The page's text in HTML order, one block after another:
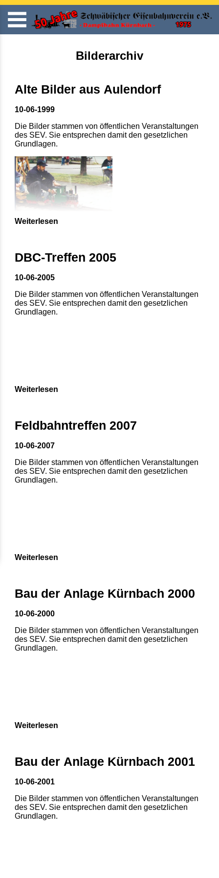
Bilderarchiv
Alte Bilder aus Aulendorf
10-06-1999
Die Bilder stammen von öffentlichen Veranstaltungen
des SEV. Sie entsprechen damit den gesetzlichen
Grundlagen.
Weiterlesen
DBC-Treffen 2005
10-06-2005
Die Bilder stammen von öffentlichen Veranstaltungen
des SEV. Sie entsprechen damit den gesetzlichen
Grundlagen.
Weiterlesen
Feldbahntreffen 2007
10-06-2007
Die Bilder stammen von öffentlichen Veranstaltungen
des SEV. Sie entsprechen damit den gesetzlichen
Grundlagen.
Weiterlesen
Bau der Anlage Kürnbach 2000
10-06-2000
Die Bilder stammen von öffentlichen Veranstaltungen
des SEV. Sie entsprechen damit den gesetzlichen
Grundlagen.
Weiterlesen
Bau der Anlage Kürnbach 2001
10-06-2001
Die Bilder stammen von öffentlichen Veranstaltungen
des SEV. Sie entsprechen damit den gesetzlichen
Grundlagen.